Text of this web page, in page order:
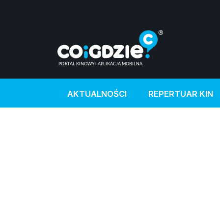
AKTUALNOŚCI REPERTUAR KIN